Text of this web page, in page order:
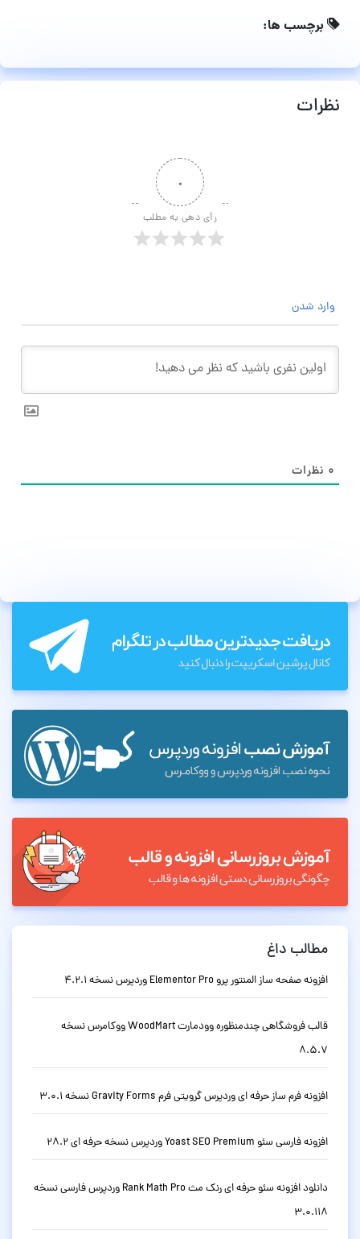
برچسب ها:
نظرات
۰
رأی دهی به مطلب
وارد شدن
۰ نظرات
مطالب داغ
افزونه صفحه ساز المنتور پرو Elementor Pro وردپرس نسخه 4.2.1
قالب فروشگاهی چندمنظوره وودمارت WoodMart ووکامرس نسخه
8.5.7
افزونه فرم ساز حرفه ای وردپرس گرویتی فرم Gravity Forms نسخه 3.0.1
افزونه فارسی سئو Yoast SEO Premium وردپرس نسخه حرفه ای 28.2
دانلود افزونه سئو حرفه ای رنک مث Rank Math Pro وردپرس فارسی نسخه
3.0.118